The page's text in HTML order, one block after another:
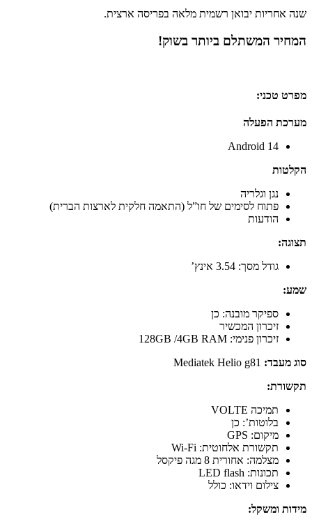
שנה אחריות יבואן רשמית מלאה בפריסה ארצית.
המחיר המשתלם ביותר בשוק!
מפרט טכני:
מערכת הפעלה
Android 14
הקלטות
נגן וגלריה
פתוח לסימים של חו”ל (התאמה חלקית לארצות הברית)
הודעות
תצוגה:
גודל מסך: 3.54 אינץ’
שמע:
ספיקר מובנה: כן
זיכרון המכשיר
זיכרון פנימי: 128GB /4GB RAM
סוג מעבד:
תקשורת:
תמיכה VOLTE
בלוטות’: כן
מיקום: GPS
תקשורת אלחוטית: Wi-Fi
מצלמה: אחורית 8 מגה פיקסל
תכונות: LED flash
צילום וידאו: כולל
מידות ומשקל: